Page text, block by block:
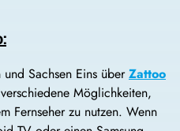
Sachsen Eins überZattoo
Möglichkeiten,
Fernseher zu nutzen. Wenn